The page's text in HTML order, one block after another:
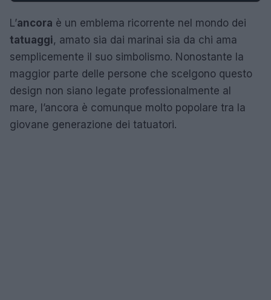
L’ancora è un emblema ricorrente nel mondo dei
tatuaggi, amato sia dai marinai sia da chi ama
semplicemente il suo simbolismo. Nonostante la
maggior parte delle persone che scelgono questo
design non siano legate professionalmente al
mare, l’ancora è comunque molto popolare tra la
giovane generazione dei tatuatori.